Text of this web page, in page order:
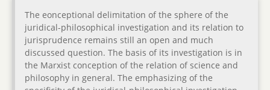
The eonceptional delimitation of the sphere of the
juridical-philosophical investigation and its relation to
jurisprudence remains still an open and much
discussed question. The basis of its investigation is in
the Marxist conception of the relation of science and
philosophy in general. The emphasizing of the